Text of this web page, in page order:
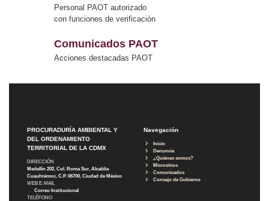
Personal PAOT autorizado
con funciones de verificación
Comunicados PAOT
Acciones destacadas PAOT
PROCURADURÍA AMBIENTAL Y
DEL ORDENAMIENTO
TERRITORIAL DE LA CDMX
DIRECCIÓN
Medellín 202, Col. Roma Sur, Alcaldía
Cuauhtémoc, C.P. 06700, Ciudad de México
WEB E-MAIL
Correo Institucional
TELÉFONO
Navegación
Inicio
Denuncia
¿Quiénes somos?
Micrositios
Comunicados
Consejo de Gobierno